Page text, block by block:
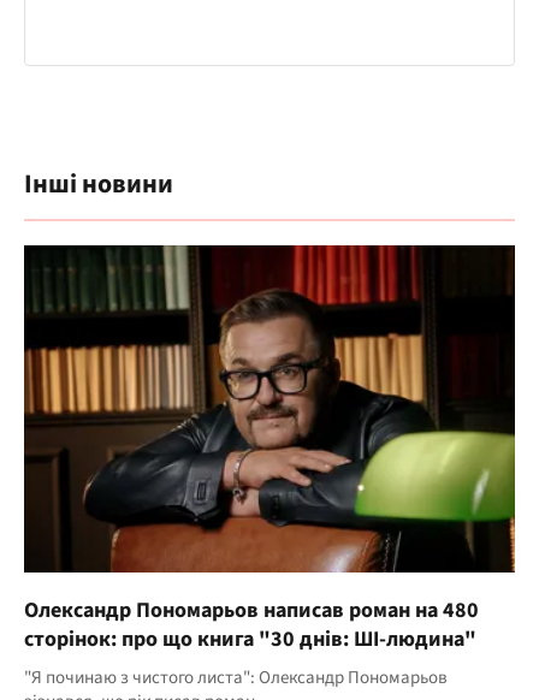
Інші новини
Олександр Пономарьов написав роман на 480
сторінок: про що книга "30 днів: ШІ-людина"
"Я починаю з чистого листа": Олександр Пономарьов